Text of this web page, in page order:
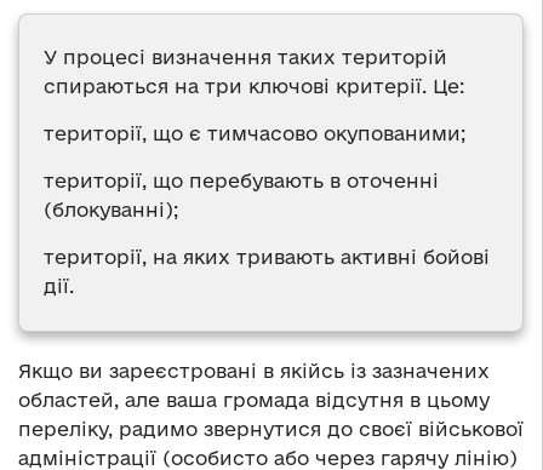
У процесі визначення таких територій
спираються на три ключові критерії. Це:
території, що є тимчасово окупованими;
території, що перебувають в оточенні
(блокуванні);
території, на яких тривають активні бойові
дії.
Якщо ви зареєстровані в якійсь із зазначених
областей, але ваша громада відсутня в цьому
переліку, радимо звернутися до своєї військової
адміністрації (особисто або через гарячу лінію)